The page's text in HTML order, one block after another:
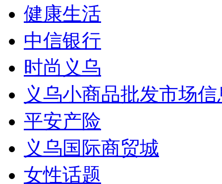
健康生活
中信银行
时尚义乌
义乌小商品批发市场
平安产险
义乌国际商贸城
女性话题